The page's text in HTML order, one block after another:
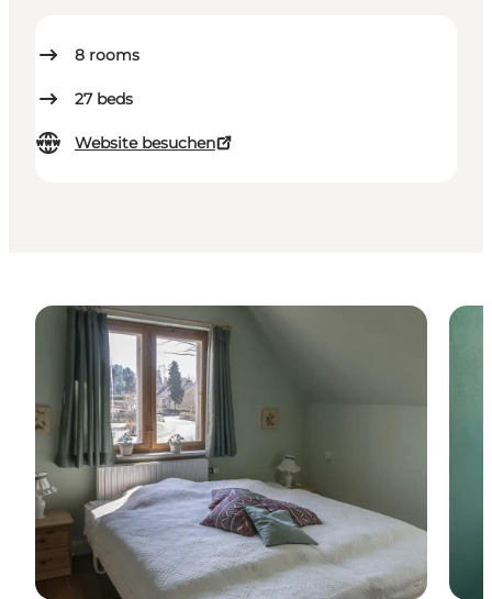
8 rooms
27 beds
Website besuchen